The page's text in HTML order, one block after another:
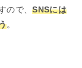
ので、SNSには
。